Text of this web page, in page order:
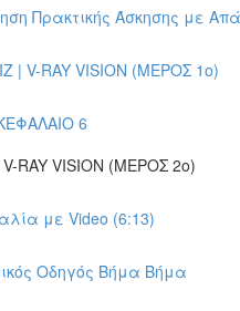
Πρακτικής Άσκησης με
| V-RAY VISION (ΜΕΡΟΣ 1ο)
6
RAY VISION (ΜΕΡΟΣ 2ο)
με Video (6:13)
Οδηγός Βήμα Βήμα